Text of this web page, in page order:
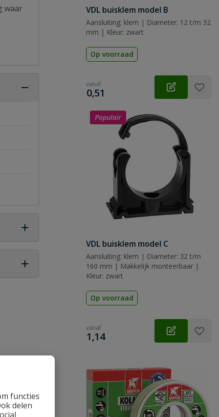
functies
delen
waar
VDL buisklem model B
Aansluiting: klem | Diameter: 12 t/m 32
mm | Kleur: zwart
Op voorraad
vanaf
€
0,51
Populair
VDL buisklem model C
Aansluiting: klem | Diameter: 32 t/m
160 mm | Makkelijk monteerbaar |
Kleur: zwart
Op voorraad
vanaf
€
1,14